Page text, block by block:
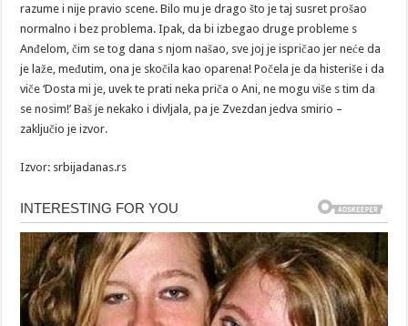
razume i nije pravio scene. Bilo mu je drago što je taj susret prošao
normalno i bez problema. Ipak, da bi izbegao druge probleme s
Anđelom, čim se tog dana s njom našao, sve joj je ispričao jer neće da
je laže, međutim, ona je skočila kao oparena! Počela je da histeriše i da
viče ‘Dosta mi je, uvek te prati neka priča o Ani, ne mogu više s tim da
se nosim!’ Baš je nekako i divljala, pa je Zvezdan jedva smirio –
zaključio je izvor.
Izvor: srbijadanas.rs